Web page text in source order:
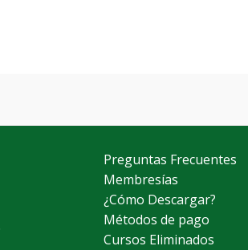
Preguntas Frecuentes
Membresías
¿Cómo Descargar?
Métodos de pago
Cursos Eliminados